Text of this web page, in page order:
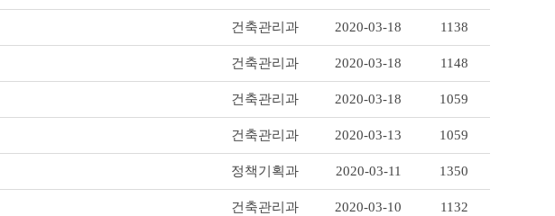
건축관리과 2020-03-18 1138
건축관리과 2020-03-18 1148
건축관리과 2020-03-18 1059
건축관리과 2020-03-13 1059
정책기획과 2020-03-11 1350
건축관리과 2020-03-10 1132